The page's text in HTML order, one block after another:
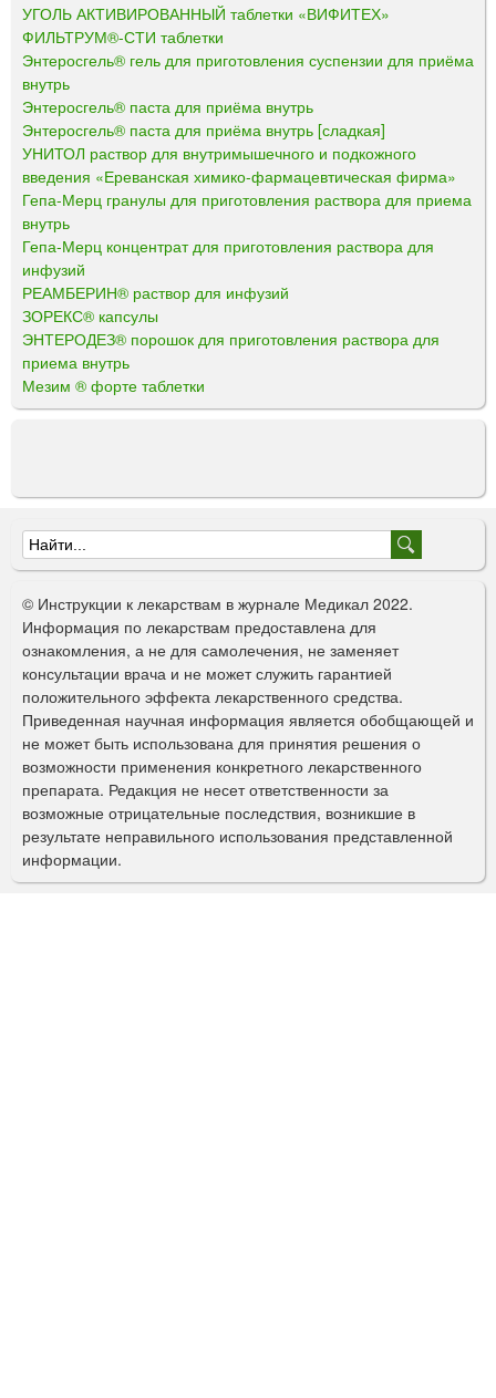
УГОЛЬ АКТИВИРОВАННЫЙ таблетки «ВИФИТЕХ»
ФИЛЬТРУМ®-СТИ таблетки
Энтеросгель® гель для приготовления суспензии для приёма
внутрь
Энтеросгель® паста для приёма внутрь
Энтеросгель® паста для приёма внутрь [сладкая]
УНИТОЛ раствор для внутримышечного и подкожного
введения «Ереванская химико-фармацевтическая фирма»
Гепа-Мерц гранулы для приготовления раствора для приема
внутрь
Гепа-Мерц концентрат для приготовления раствора для
инфузий
РЕАМБЕРИН® раствор для инфузий
ЗОРЕКС® капсулы
ЭНТЕРОДЕЗ® порошок для приготовления раствора для
приема внутрь
Мезим ® форте таблетки
Ф
о
р
м
а
п
о
и
с
к
© Инструкции к лекарствам в журнале Медикал 2022.
Информация по лекарствам предоставлена для
ознакомления, а не для самолечения, не заменяет
консультации врача и не может служить гарантией
положительного эффекта лекарственного средства.
Приведенная научная информация является обобщающей и
не может быть использована для принятия решения о
возможности применения конкретного лекарственного
препарата. Редакция не несет ответственности за
возможные отрицательные последствия, возникшие в
результате неправильного использования представленной
информации.